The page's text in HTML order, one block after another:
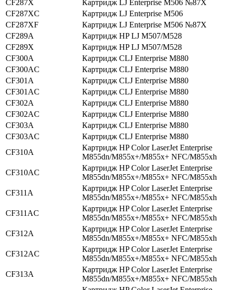
CF287X
Картридж LJ Enterprise M506 №87X
CF287XC
Картридж LJ Enterprise M506
CF287XF
Картридж LJ Enterprise M506 №87X
CF289A
Картридж HP LJ M507/M528
CF289X
Картридж HP LJ M507/M528
CF300A
Картридж CLJ Enterprise M880
CF300AC
Картридж CLJ Enterprise M880
CF301A
Картридж CLJ Enterprise M880
CF301AC
Картридж CLJ Enterprise M880
CF302A
Картридж CLJ Enterprise M880
CF302AC
Картридж CLJ Enterprise M880
CF303A
Картридж CLJ Enterprise M880
CF303AC
Картридж CLJ Enterprise M880
CF310A
Картридж HP Color LaserJet Enterprise
M855dn/M855x+/M855x+ NFC/M855xh
CF310AC
Картридж HP Color LaserJet Enterprise
M855dn/M855x+/M855x+ NFC/M855xh
CF311A
Картридж HP Color LaserJet Enterprise
M855dn/M855x+/M855x+ NFC/M855xh
CF311AC
Картридж HP Color LaserJet Enterprise
M855dn/M855x+/M855x+ NFC/M855xh
CF312A
Картридж HP Color LaserJet Enterprise
M855dn/M855x+/M855x+ NFC/M855xh
CF312AC
Картридж HP Color LaserJet Enterprise
M855dn/M855x+/M855x+ NFC/M855xh
CF313A
Картридж HP Color LaserJet Enterprise
M855dn/M855x+/M855x+ NFC/M855xh